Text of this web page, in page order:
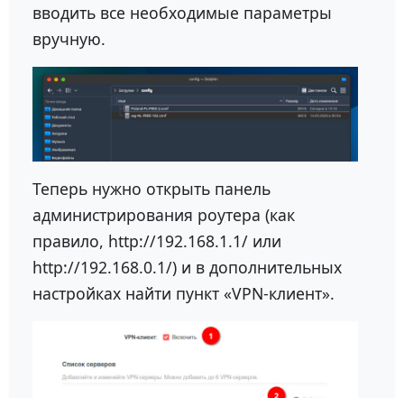
вводить все необходимые параметры
вручную.
Теперь нужно открыть панель
администрирования роутера (как
правило, http://192.168.1.1/ или
http://192.168.0.1/) и в дополнительных
настройках найти пункт «VPN-клиент».